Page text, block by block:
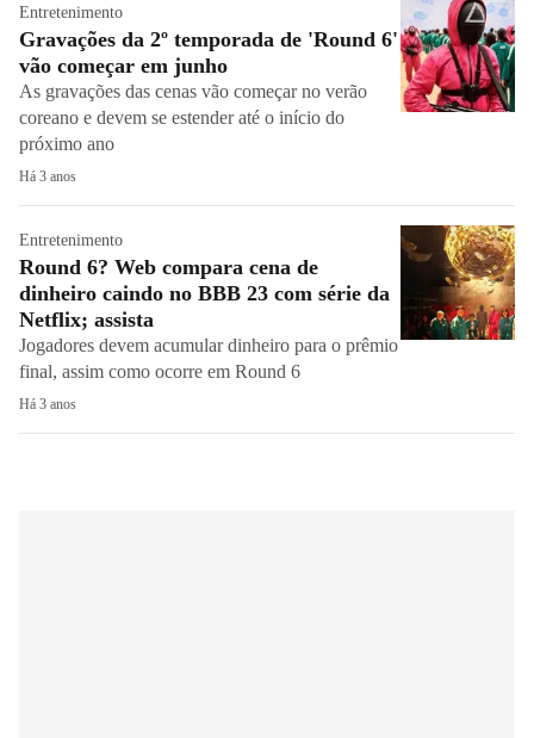
Entretenimento
Gravações da 2º temporada de 'Round 6'
vão começar em junho
As gravações das cenas vão começar no verão
coreano e devem se estender até o início do
próximo ano
Há 3 anos
Entretenimento
Round 6? Web compara cena de
dinheiro caindo no BBB 23 com série da
Netflix; assista
Jogadores devem acumular dinheiro para o prêmio
final, assim como ocorre em Round 6
Há 3 anos